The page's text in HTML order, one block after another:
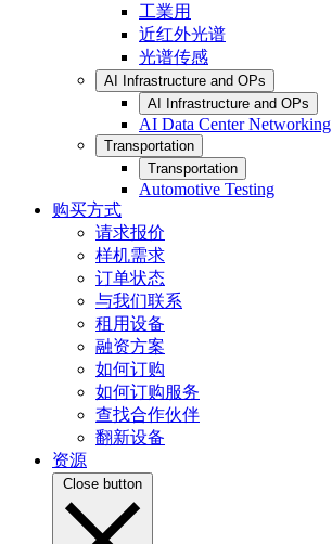
工業用
近红外光谱
光谱传感
AI Infrastructure and OPs
AI Infrastructure and OPs
AI Data Center Networking
Transportation
Transportation
Automotive Testing
购买方式
请求报价
样机需求
订单状态
与我们联系
租用设备
融资方案
如何订购
如何订购服务
查找合作伙伴
翻新设备
资源
Close button